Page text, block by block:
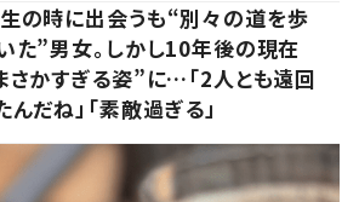
の時に出会うも“別々の道を歩
た”男女。しかし10年後の現在
かすぎる姿”に…「2人とも遠回
んだね」「素敵過ぎる」